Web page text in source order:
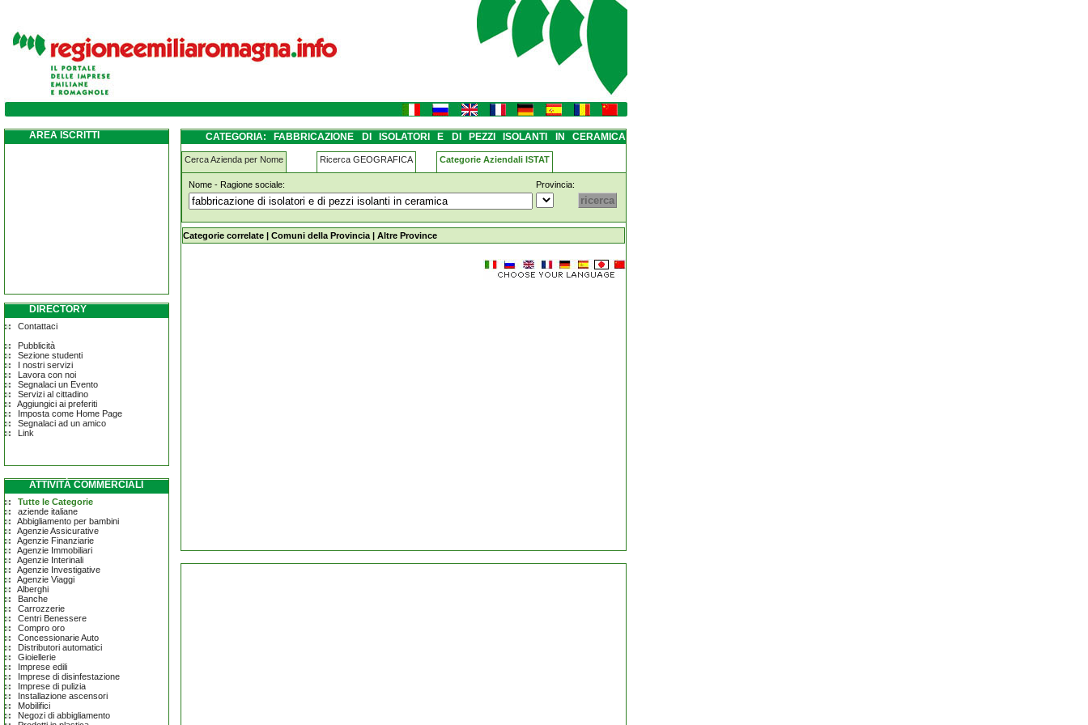
fabbricazione-di-isolatori-e-di-pezzi-isolanti-in-ceramica serramazzoni
AREA ISCRITTI
DIRECTORY
Contattaci
Pubblicità
Sezione studenti
I nostri servizi
Lavora con noi
Segnalaci un Evento
Servizi al cittadino
Aggiungici ai preferiti
Imposta come Home Page
Segnalaci ad un amico
Link
ATTIVITÀ COMMERCIALI
Tutte le Categorie
aziende italiane
Abbigliamento per bambini
Agenzie Assicurative
Agenzie Finanziarie
Agenzie Immobiliari
Agenzie Interinali
Agenzie Investigative
Agenzie Viaggi
Alberghi
Banche
Carrozzerie
Centri Benessere
Compro oro
Concessionarie Auto
Distributori automatici
Gioiellerie
Imprese edili
Imprese di disinfestazione
Imprese di pulizia
Installazione ascensori
Mobilifici
Negozi di abbigliamento
CATEGORIA: FABBRICAZIONE DI ISOLATORI E DI PEZZI ISOLANTI IN CERAMICA
SERRAMAZZONI
Cerca Azienda per Nome Ricerca GEOGRAFICA Categorie Aziendali ISTAT
Nome - Ragione sociale: Provincia:
fabbricazione-di-isolatori-e-di-pezzi-isolanti-in-ceramica serramazzoni
Categorie correlate | Comuni della Provincia | Altre Province